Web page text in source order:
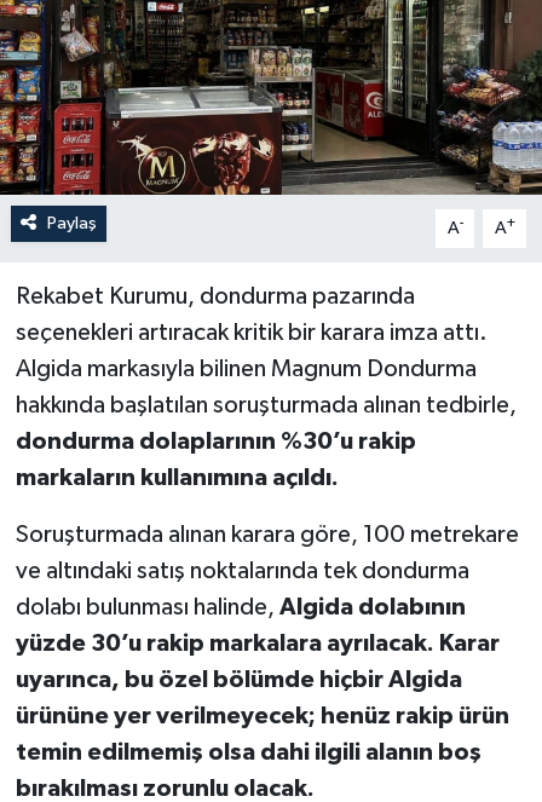
Paylaş A- A+
Rekabet Kurumu, dondurma pazarında
seçenekleri artıracak kritik bir karara imza attı.
Algida markasıyla bilinen Magnum Dondurma
hakkında başlatılan soruşturmada alınan tedbirle,
dondurma dolaplarının %30’u rakip
markaların kullanımına açıldı.
Soruşturmada alınan karara göre, 100 metrekare
ve altındaki satış noktalarında tek dondurma
dolabı bulunması halinde, Algida dolabının
yüzde 30’u rakip markalara ayrılacak. Karar
uyarınca, bu özel bölümde hiçbir Algida
ürününe yer verilmeyecek; henüz rakip ürün
temin edilmemiş olsa dahi ilgili alanın boş
bırakılması zorunlu olacak.